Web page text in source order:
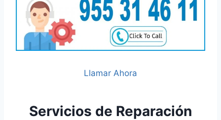
Llamar Ahora
Servicios de Reparación